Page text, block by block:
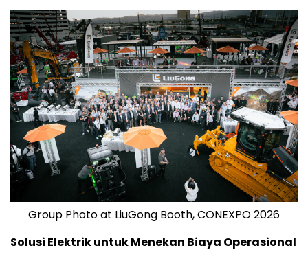
Group Photo at LiuGong Booth, CONEXPO 2026
Solusi Elektrik untuk Menekan Biaya Operasional